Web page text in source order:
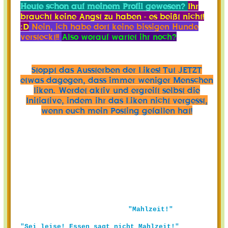
Heute schon auf meinem Profil gewesen? Ihr
braucht keine Angst zu haben - es beißt nicht!
:D Nein, ich habe dort keine bissigen Hunde
versteckt!! Also worauf wartet ihr noch?
Stoppt das Aussterben der Likes! Tut JETZT
etwas dagegen, dass immer weniger Menschen
liken. Werdet aktiv und ergreift selbst die
Initiative, indem ihr das Liken nicht vergesst,
wenn euch mein Posting gefallen hat!
"Mahlzeit!"